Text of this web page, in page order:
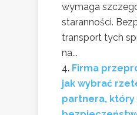
wymaga
staranności.
transport tych
na...
Firma
jak wybrać
partnera, który